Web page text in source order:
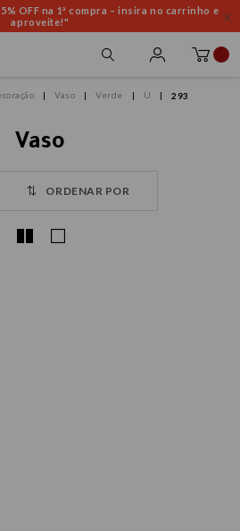
OFF na 1ª compra – insira no carrinho e
aproveite!"
Vaso Verde U 293
Vaso
ORDENAR POR